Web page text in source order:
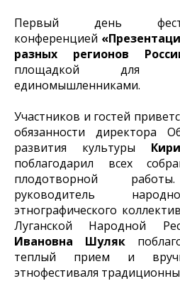
Первый день
конференцией
разных регионов
площадкой для
единомышленниками.
Участников и гостей
обязанности директора
развития культуры
поблагодарил всех
плодотворной
руководитель
этнографического
Луганской Народной
Ивановна Шуляк
теплый прием и
этнофестиваля